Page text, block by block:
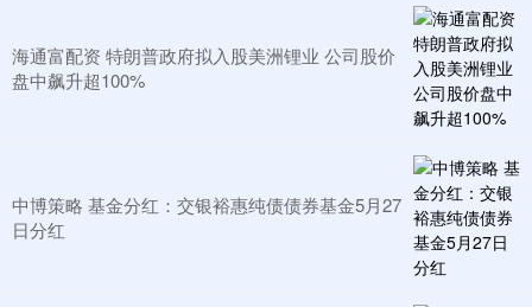
海通富配资 特朗普政府拟入股美洲锂业 公司股价
盘中飙升超100%
中博策略 基金分红：交银裕惠纯债债券基金5月27
日分红